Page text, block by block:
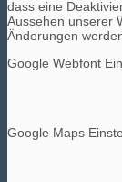
dass eine
Aussehen unserer
Änderungen
Google Webfont
Google Maps